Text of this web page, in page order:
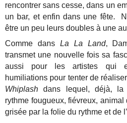
rencontrer sans cesse, dans un
un bar, et enfin dans une fête.
être un peu leurs doubles à une
Comme dans La La Land,
transmet une nouvelle fois sa
aussi pour les artistes qui
humiliations pour tenter de
Whiplashdans lequel, déjà, la
rythme fougueux, fiévreux,
grisée par la folie du rythme et de